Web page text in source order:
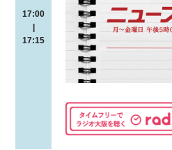
17:00
|
17:15